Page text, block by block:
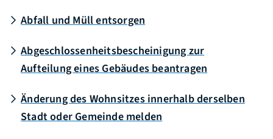
Abfall und Müll entsorgen
Abgeschlossenheitsbescheinigung zur
Aufteilung eines Gebäudes beantragen
Änderung des Wohnsitzes innerhalb derselben
Stadt oder Gemeinde melden